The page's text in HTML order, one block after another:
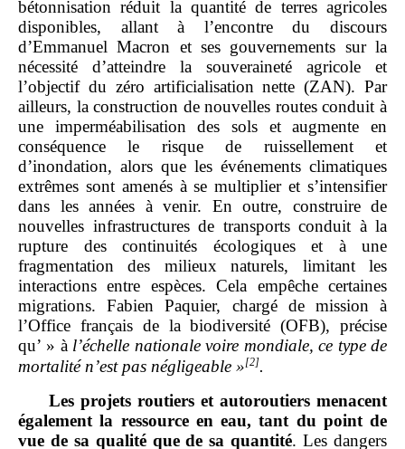
bétonnisation réduit la quantité de terres agricoles
disponibles, allant à l’encontre du discours
d’Emmanuel Macron et ses gouvernements sur la
nécessité d’atteindre la souveraineté agricole et
l’objectif du zéro artificialisation nette (ZAN). Par
ailleurs, la construction de nouvelles routes conduit à
une imperméabilisation des sols et augmente en
conséquence le risque de ruissellement et
d’inondation, alors que les événements climatiques
extrêmes sont amenés à se multiplier et s’intensifier
dans les années à venir. En outre, construire de
nouvelles infrastructures de transports conduit à la
rupture des continuités écologiques et à une
fragmentation des milieux naturels, limitant les
interactions entre espèces. Cela empêche certaines
migrations. Fabien Paquier, chargé de mission à
l’Office français de la biodiversité (OFB), précise
qu’ » àl’échelle nationale voire mondiale, ce type de
mortalité n’est pas négligeable »[2].
Les projets routiers et autoroutiers menacent
également la ressource en eau, tant du point de
vue de sa qualité que de sa quantité. Les dangers